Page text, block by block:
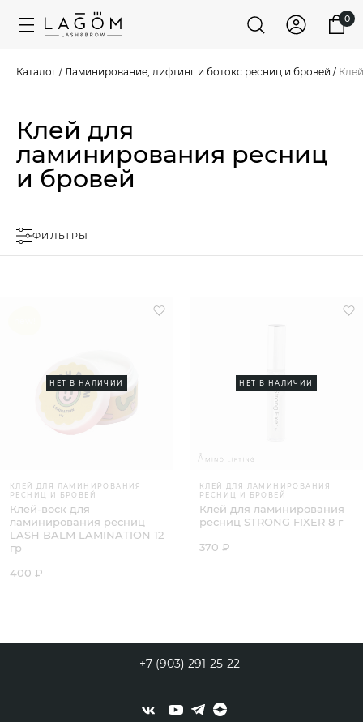
0
Каталог / Ламинирование, лифтинг и ботокс ресниц и бровей /
Клей для
ламинирования ресниц
и бровей
ФИЛЬТРЫ
НЕТ В НАЛИЧИИ
КЛЕЙ ДЛЯ ЛАМИНИРОВАНИЯ
РЕСНИЦ И БРОВЕЙ
Клей-воск для
ламинирования ресниц
LASH BALM LAMINATION 12
гр
400 ₽
НЕТ В НАЛИЧИИ
КЛЕЙ ДЛЯ ЛАМИНИРОВАНИЯ
РЕСНИЦ И БРОВЕЙ
Клей для ламинирования
ресниц STRONG FIXER 8 г
370 ₽
+7 (903) 291-25-22